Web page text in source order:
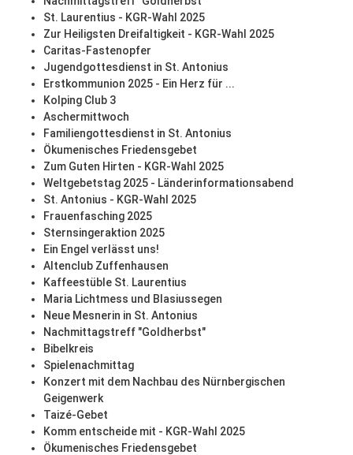
St. Laurentius - KGR-Wahl 2025
Zur Heiligsten Dreifaltigkeit - KGR-Wahl 2025
Caritas-Fastenopfer
Jugendgottesdienst in St. Antonius
Erstkommunion 2025 - Ein Herz für ...
Kolping Club 3
Aschermittwoch
Familiengottesdienst in St. Antonius
Ökumenisches Friedensgebet
Zum Guten Hirten - KGR-Wahl 2025
Weltgebetstag 2025 - Länderinformationsabend
St. Antonius - KGR-Wahl 2025
Frauenfasching 2025
Sternsingeraktion 2025
Ein Engel verlässt uns!
Altenclub Zuffenhausen
Kaffeestüble St. Laurentius
Maria Lichtmess und Blasiussegen
Neue Mesnerin in St. Antonius
Nachmittagstreff "Goldherbst"
Bibelkreis
Spielenachmittag
Konzert mit dem Nachbau des Nürnbergischen
Geigenwerk
Taizé-Gebet
Komm entscheide mit - KGR-Wahl 2025
Ökumenisches Friedensgebet